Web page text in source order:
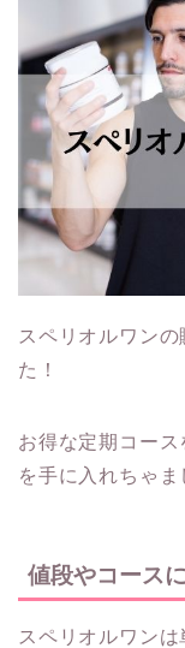
スペリオルワン
た！
お得な定期コー
を手に入れちゃま
値段やコース
スペリオルワン